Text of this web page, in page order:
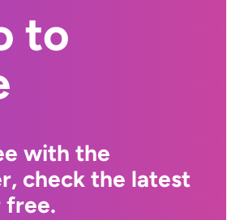
to
with the
check the latest
free.